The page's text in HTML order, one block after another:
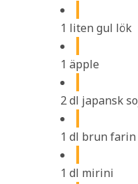
1 liten gul lök
1 äpple
2 dl japansk
1 dl brun
1 dl mirini